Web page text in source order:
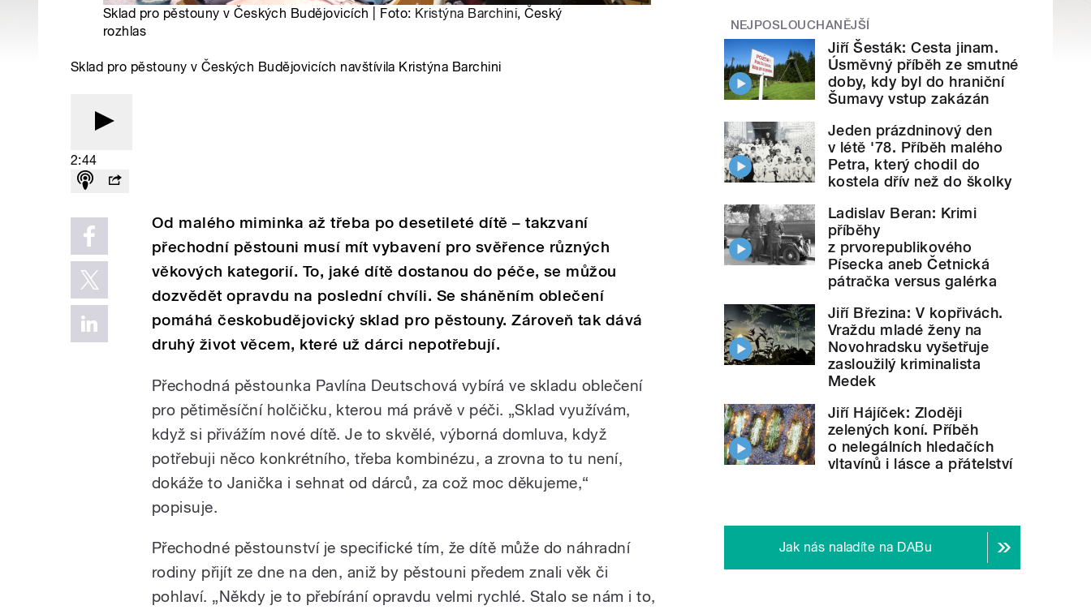
Sklad pro pěstouny v Českých Budějovicích | Foto: Kristýna Barchini, Český
rozhlas
Sklad pro pěstouny v Českých Budějovicích navštívila Kristýna Barchini
2:44
Od malého miminka až třeba po desetileté dítě – takzvaní
přechodní pěstouni musí mít vybavení pro svěřence různých
věkových kategorií. To, jaké dítě dostanou do péče, se můžou
dozvědět opravdu na poslední chvíli. Se sháněním oblečení
pomáhá českobudějovický sklad pro pěstouny. Zároveň tak dává
druhý život věcem, které už dárci nepotřebují.
Přechodná pěstounka Pavlína Deutschová vybírá ve skladu oblečení
pro pětiměsíční holčičku, kterou má právě v péči. „Sklad využívám,
když si přivážím nové dítě. Je to skvělé, výborná domluva, když
potřebuji něco konkrétního, třeba kombinézu, a zrovna to tu není,
dokáže to Janička i sehnat od dárců, za což moc děkujeme,“
popisuje.
Přechodné pěstounství je specifické tím, že dítě může do náhradní
rodiny přijít ze dne na den, aniž by pěstouni předem znali věk či
pohlaví. „Někdy je to přebírání opravdu velmi rychlé. Stalo se nám i to,
NEJPOSLOUCHANĚJŠÍ
Jiří Šesták: Cesta jinam.
Úsměvný příběh ze smutné
doby, kdy byl do hraniční
Šumavy vstup zakázán
Jeden prázdninový den
v létě '78. Příběh malého
Petra, který chodil do
kostela dřív než do školky
Ladislav Beran: Krimi
příběhy
z prvorepublikového
Písecka aneb Četnická
pátračka versus galérka
Jiří Březina: V kopřivách.
Vraždu mladé ženy na
Novohradsku vyšetřuje
zasloužilý kriminalista
Medek
Jiří Hájíček: Zloději
zelených koní. Příběh
o nelegálních hledačích
vltavínů i lásce a přátelství
Jak nás naladíte na DABu